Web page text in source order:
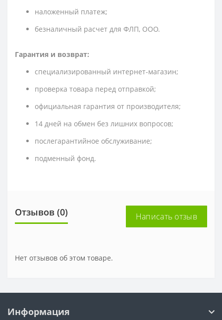
наложенный платеж;
безналичный расчет для ФЛП, ООО.
Гарантия и возврат:
специализированный интернет-магазин;
проверка товара перед отправкой;
официальная гарантия от производителя;
14 дней на обмен без лишних вопросов;
послегарантийное обслуживание;
подменный фонд.
Отзывов (0) Написать отзыв
Нет отзывов об этом товаре.
Информация